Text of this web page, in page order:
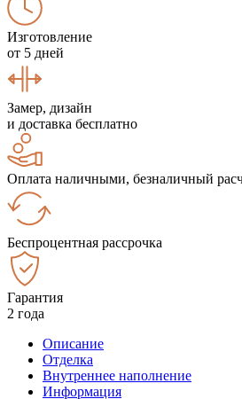
Изготовление
от 5 дней
Замер, дизайн
и доставка бесплатно
Оплата наличными, безналичный
Беспроцентная рассрочка
Гарантия
2 года
Описание
Отделка
Внутреннее наполнение
Информация